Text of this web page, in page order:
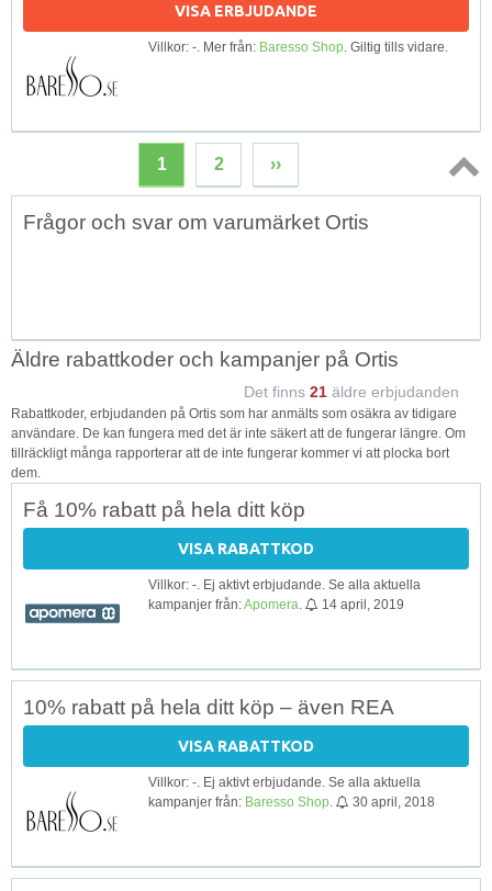
VISA ERBJUDANDE
Villkor: -. Mer från: Baresso Shop. Giltig tills vidare.
1 2 ››
Topp
Frågor och svar om varumärket Ortis
Äldre rabattkoder och kampanjer på Ortis
Det finns 21 äldre erbjudanden
Rabattkoder, erbjudanden på Ortis som har anmälts som osäkra av tidigare
användare. De kan fungera med det är inte säkert att de fungerar längre. Om
tillräckligt många rapporterar att de inte fungerar kommer vi att plocka bort
dem.
Få 10% rabatt på hela ditt köp
VISA RABATTKOD
Villkor: -. Ej aktivt erbjudande. Se alla aktuella
kampanjer från:Apomera 14 april, 2019
10% rabatt på hela ditt köp – även REA
VISA RABATTKOD
Villkor: -. Ej aktivt erbjudande. Se alla aktuella
kampanjer från: Baresso Shop 30 april, 2018